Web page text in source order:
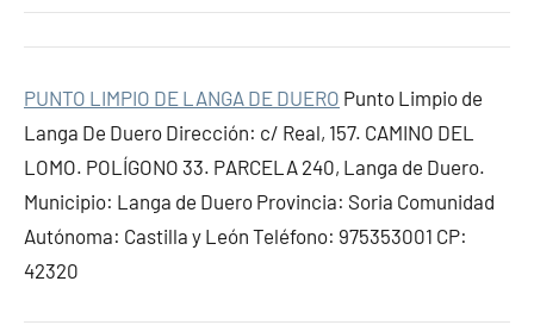
PUNTO LIMPIO DE LANGA DE DUERO Punto Limpio de
Langa De Duero Dirección: c/ Real, 157. CAMINO DEL
LOMO. POLÍGONO 33. PARCELA 240, Langa de Duero.
Municipio: Langa de Duero Provincia: Soria Comunidad
Autónoma: Castilla y León Teléfono: 975353001 CP:
42320